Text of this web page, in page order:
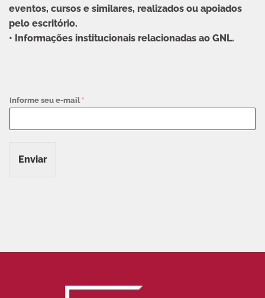
eventos, cursos e similares, realizados ou apoiados
pelo escritório.
• Informações institucionais relacionadas ao GNL.
Informe seu e-mail *
Enviar